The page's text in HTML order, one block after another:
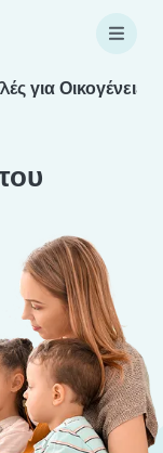
για Οικογένειες